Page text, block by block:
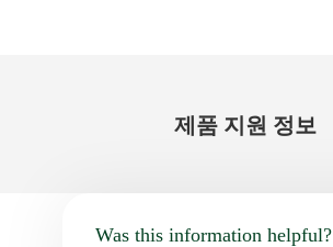
제품 지원 정보
Was this information helpful?